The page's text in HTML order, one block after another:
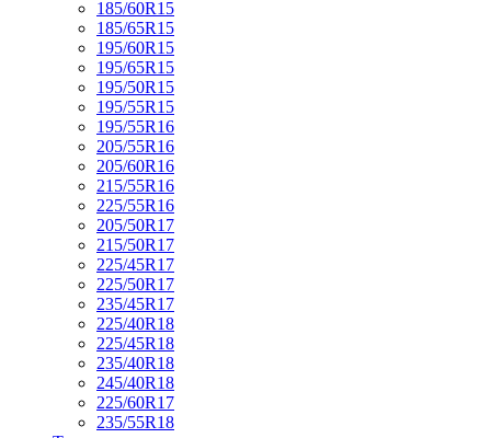
185/60R15
185/65R15
195/60R15
195/65R15
195/50R15
195/55R15
195/55R16
205/55R16
205/60R16
215/55R16
225/55R16
205/50R17
215/50R17
225/45R17
225/50R17
235/45R17
225/40R18
225/45R18
235/40R18
245/40R18
225/60R17
235/55R18